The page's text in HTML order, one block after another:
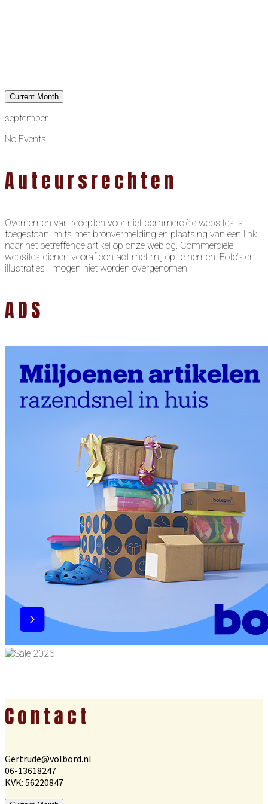
Current Month
september
No Events
Auteursrechten
Overnemen van recepten voor niet-commerciële websites is
toegestaan, mits met bronvermelding en plaatsing van een link
naar het betreffende artikel op onze weblog. Commerciële
websites dienen vooraf contact met mij op te nemen. Foto’s en
illustraties mogen niet worden overgenomen!
ADS
Footer
Contact
Gertrude@volbord.nl
06-13618247
KVK: 56220847